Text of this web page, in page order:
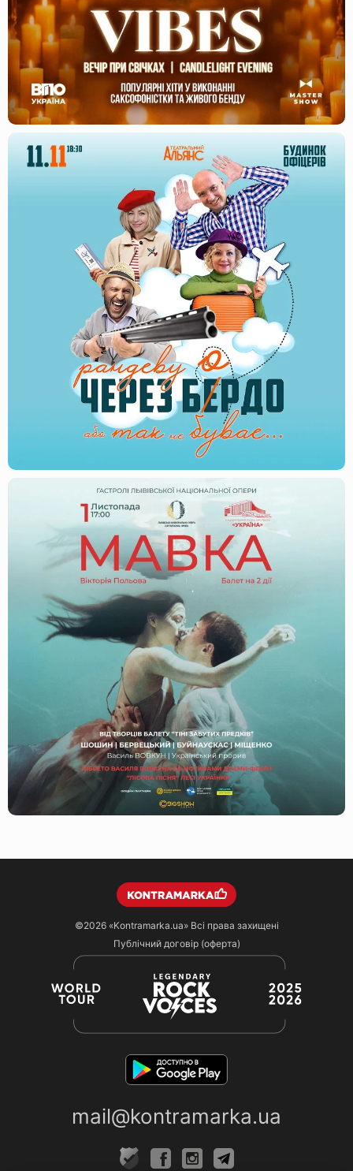
©2026 «Kontramarka.ua»Всі права захищені
Публічний договір (оферта)
mail@kontramarka.ua